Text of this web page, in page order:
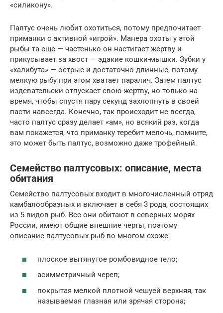
«силикону».
Палтус очень любит охотиться, потому предпочитает
приманки с активной «игрой». Манера охоты у этой
рыбы та еще — частенько он настигает жертву и
прикусывает за хвост — эдакие кошки-мышки. Зубки у
«халибута» — острые и достаточно длинные, потому
мелкую рыбу при этом хватает паралич. Затем палтус
издевательски отпускает свою жертву, но только на
время, чтобы спустя пару секунд захлопнуть в своей
пасти навсегда. Конечно, так происходит не всегда,
часто палтус сразу делает «ам», но всякий раз, когда
вам покажется, что приманку теребит мелочь, помните,
это может быть палтус, возможно даже трофейный.
Семейство палтусовых: описание, места
обитания
Семейство палтусовых входит в многочисленный отряд
камбалообразных и включает в себя 3 рода, состоящих
из 5 видов рыб. Все они обитают в северных морях
России, имеют общие внешние черты, поэтому
описание палтусовых рыб во многом схоже:
плоское вытянутое ромбовидное тело;
асимметричный череп;
покрытая мелкой плотной чешуей верхняя, так
называемая глазная или зрячая сторона;